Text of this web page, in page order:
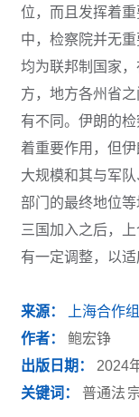
位，而且发挥着
中，检察院并无
均为联邦制国家
方，地方各州省
有不同。伊朗的
着重要作用，但
大规模和其与军
部门的最终地位
三国加入之后，
有一定调整，以适
来源：
上海合作
作者：
鲍宏铮
出版日期：
2024
关键词：
普通法